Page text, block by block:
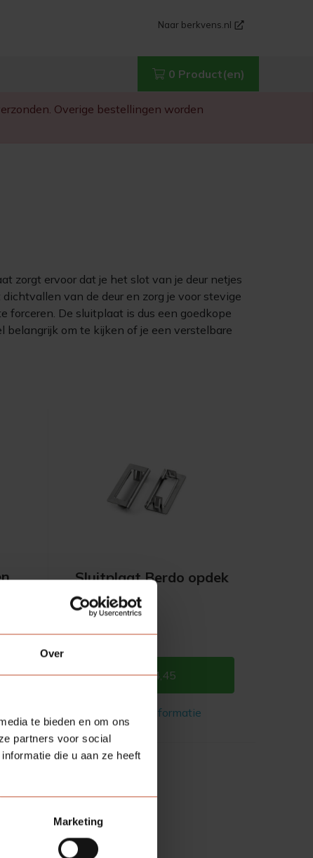
Over
te bieden en om ons
partners voor social
die u aan ze heeft
Marketing
Naar berkvens.nl
0 Product(en)
Overige bestellingen worden
zorgt ervoor dat je het slot van je deur netjes
van de deur en zorg je voor stevige
forceren. De sluitplaat is dus een goedkope
belangrijk om te kijken of je een verstelbare
Sluitplaat Berdo opdek
€ 4,45
Meer informatie